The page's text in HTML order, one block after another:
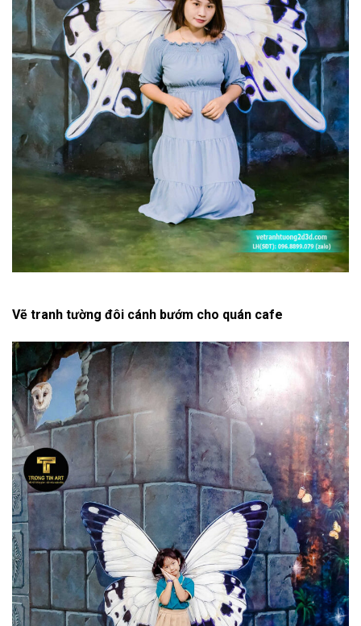
Vẽ tranh tường đôi cánh bướm cho quán cafe